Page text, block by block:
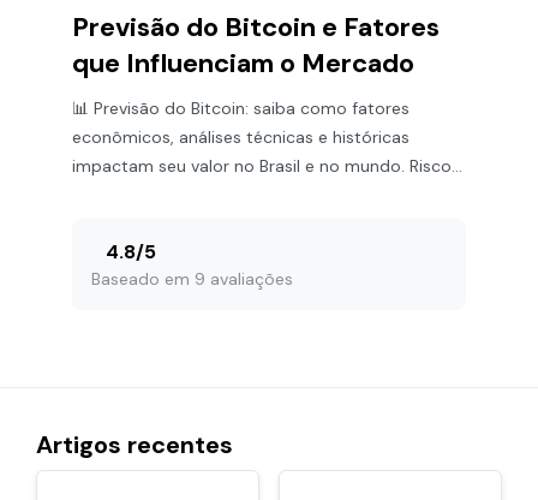
Previsão do Bitcoin e Fatores
que Influenciam o Mercado
📊 Previsão do Bitcoin: saiba como fatores
econômicos, análises técnicas e históricas
impactam seu valor no Brasil e no mundo. Riscos
4.8/5
Baseado em 9 avaliações
Artigos recentes